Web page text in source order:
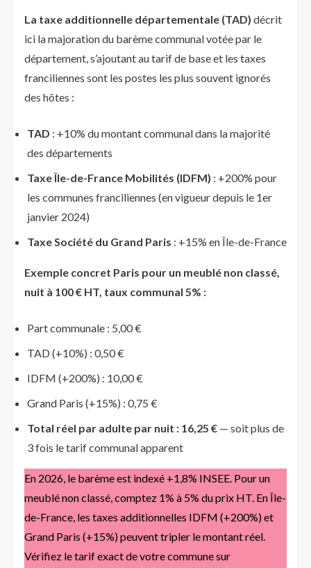
La taxe additionnelle départementale (TAD) décrit
ici la majoration du barème communal votée par le
département, s’ajoutant au tarif de base et les taxes
franciliennes sont les postes les plus souvent ignorés
des hôtes :
TAD : +10% du montant communal dans la majorité
des départements
Taxe Île-de-France Mobilités (IDFM) : +200% pour
les communes franciliennes (en vigueur depuis le 1er
janvier 2024)
Taxe Société du Grand Paris : +15% en Île-de-France
Exemple concret Paris pour un meublé non classé,
nuit à 100 € HT, taux communal 5% :
Part communale : 5,00 €
TAD (+10%) : 0,50 €
IDFM (+200%) : 10,00 €
Grand Paris (+15%) : 0,75 €
Total réel par adulte par nuit : 16,25 € — soit plus de
3 fois le tarif communal apparent
En 2026, le barème est indexé +1,8% INSEE. Pour un
meublé non classé, comptez 1% à 5% du prix HT. En Île-
de-France, les taxes additionnelles IDFM (+200%) et
Grand Paris (+15%) peuvent tripler le montant réel.
Vérifiez le tarif exact de votre commune sur